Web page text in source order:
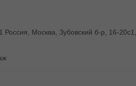
Россия, Москва, Зубовский б-р, 16-